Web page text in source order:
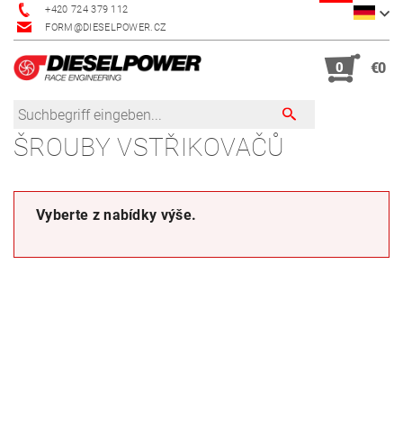
+420 724 379 112
FORM@DIESELPOWER.CZ
0 €0
ŠROUBY VSTŘIKOVAČŮ
Vyberte z nabídky výše.